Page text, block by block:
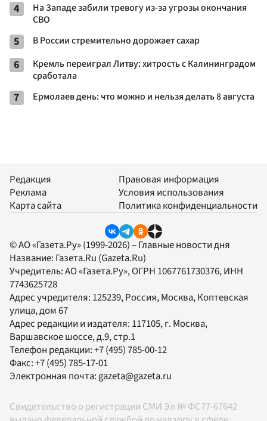
4
На Западе забили тревогу из-за угрозы окончания
СВО
5 В России стремительно дорожает сахар
6
Кремль переиграл Литву: хитрость с Калининградом
сработала
7 Ермолаев день: что можно и нельзя делать 8 августа
Редакция
Реклама
Карта сайта
Правовая информация
Условия использования
Политика конфиденциальности
© АО «Газета.Ру» (1999-2026) – Главные новости дня
Название: Газета.Ru (Gazeta.Ru)
Учредитель:АО «Газета.Ру», ОГРН 1067761730376, ИНН
7743625728
Адрес учредителя: 125239, Россия, Москва, Коптевская
улица, дом 67
Адрес редакции и издателя: 117105, г. Москва,
Варшавское шоссе, д.9, стр.1
Телефон редакции:+7 (495) 785-00-12
Факс:+7 (495) 785-17-01
Электронная почта:gazeta@gazeta.ru
Свидетельство о регистрации СМИ Эл № ФС77-67642